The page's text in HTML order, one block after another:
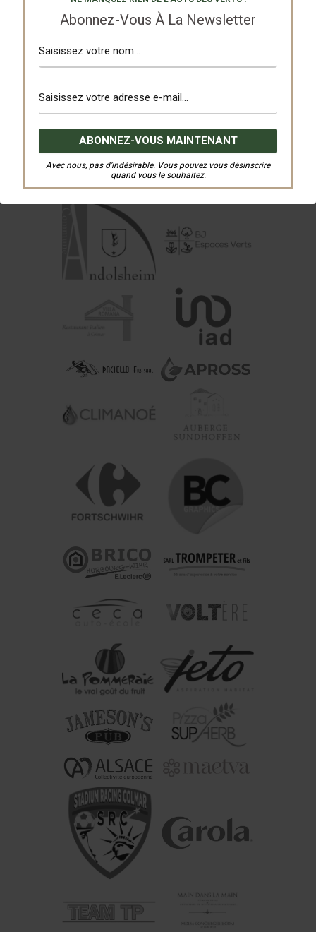
Abonnez-Vous À La Newsletter
Avec nous, pas d’indésirable. Vous pouvez vous désinscrire
quand vous le souhaitez.